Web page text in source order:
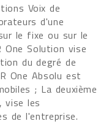
Voix de
d'une
le fixe ou sur le
One Solution vise
du degré de
One Absolu est
; La deuxième
vise les
de l'entreprise.